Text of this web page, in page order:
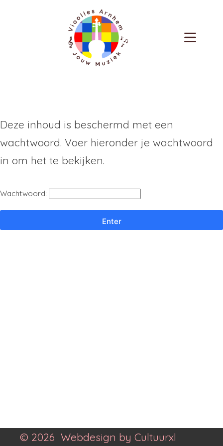
Deze inhoud is beschermd met een
wachtwoord. Voer hieronder je wachtwoord
in om het te bekijken.
Wachtwoord:
© 2026 Webdesign by Cultuurxl